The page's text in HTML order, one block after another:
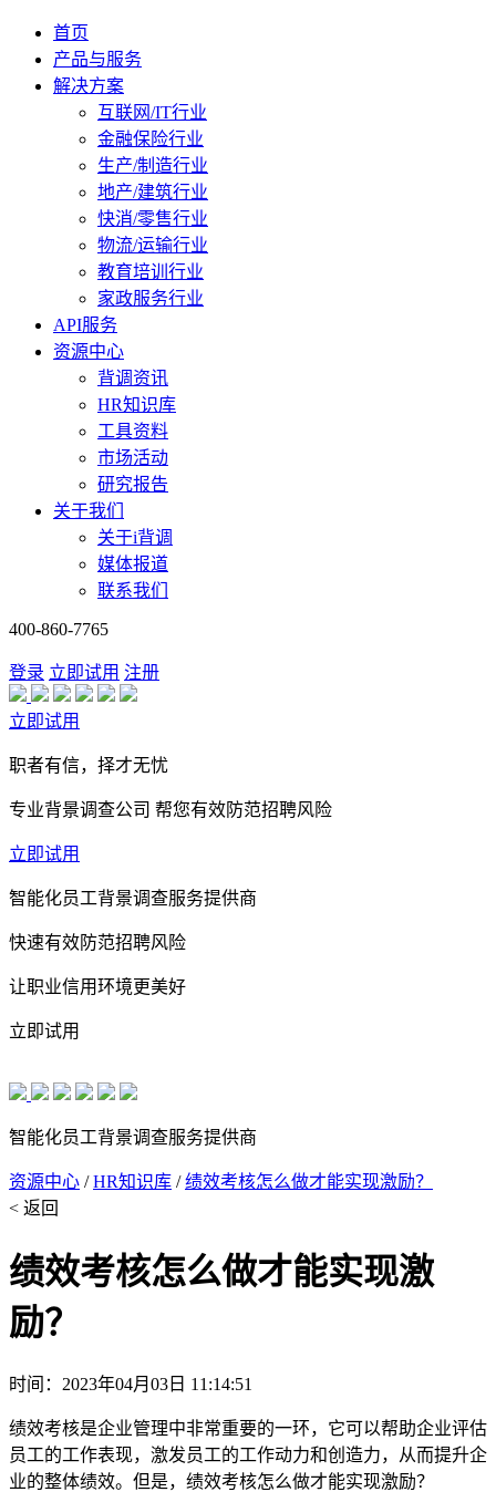
首页
产品与服务
解决方案
互联网/IT行业
金融保险行业
生产/制造行业
地产/建筑行业
快消/零售行业
物流/运输行业
教育培训行业
家政服务行业
API服务
资源中心
背调资讯
HR知识库
工具资料
市场活动
研究报告
关于我们
关于i背调
媒体报道
联系我们
400-860-7765
登录 立即试用 注册
立即试用
职者有信，择才无忧
专业背景调查公司 帮您有效防范招聘风险
立即试用
智能化员工背景调查服务提供商
快速有效防范招聘风险
让职业信用环境更美好
立即试用
智能化员工背景调查服务提供商
资源中心 /HR知识库 /绩效考核怎么做才能实现激励？
< 返回
绩效考核怎么做才能实现激
励？
时间：2023年04月03日 11:14:51
绩效考核是企业管理中非常重要的一环，它可以帮助企业评估
员工的工作表现，激发员工的工作动力和创造力，从而提升企
业的整体绩效。但是，绩效考核怎么做才能实现激励？